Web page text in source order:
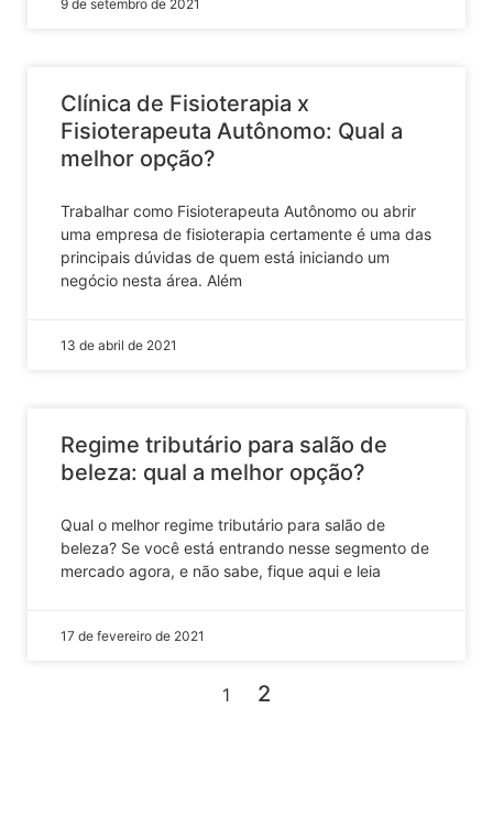
9 de setembro de 2021
Clínica de Fisioterapia x
Fisioterapeuta Autônomo: Qual a
melhor opção?
Trabalhar como Fisioterapeuta Autônomo ou abrir
uma empresa de fisioterapia certamente é uma das
principais dúvidas de quem está iniciando um
negócio nesta área. Além
13 de abril de 2021
Regime tributário para salão de
beleza: qual a melhor opção?
Qual o melhor regime tributário para salão de
beleza? Se você está entrando nesse segmento de
mercado agora, e não sabe, fique aqui e leia
17 de fevereiro de 2021
1 2